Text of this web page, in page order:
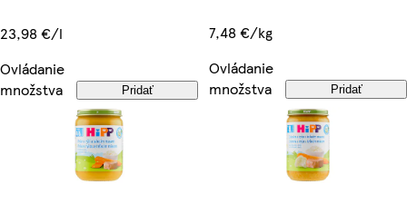
23,98 €/l
Ovládanie
množstva
Pridať
7,48 €/kg
Ovládanie
množstva
Pridať